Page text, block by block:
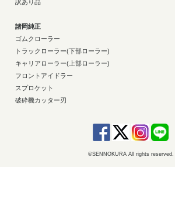
訳あり品
諸岡純正
ゴムクローラー
トラックローラー(下部ローラー)
キャリアローラー(上部ローラー)
フロントアイドラー
スプロケット
破砕機カッター刃
©SENNOKURA All rights reserved.